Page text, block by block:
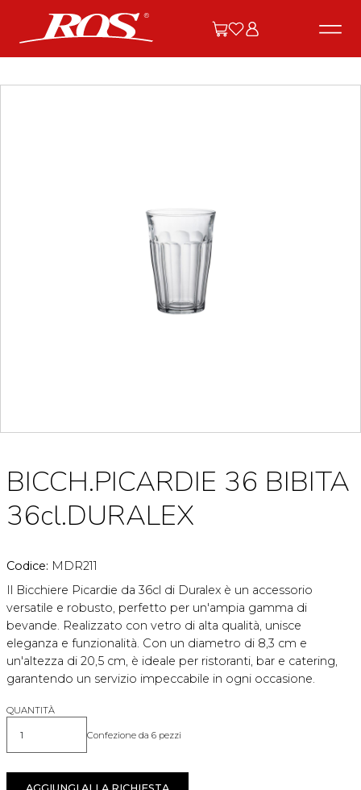
BICCH.PICARDIE 36 BIBITA
36cl.DURALEX
Codice: MDR211
Il Bicchiere Picardie da 36cl di Duralex è un accessorio
versatile e robusto, perfetto per un'ampia gamma di
bevande. Realizzato con vetro di alta qualità, unisce
eleganza e funzionalità. Con un diametro di 8,3 cm e
un'altezza di 20,5 cm, è ideale per ristoranti, bar e catering,
garantendo un servizio impeccabile in ogni occasione.
QUANTITÀ
Quantità Confezione da 6 pezzi